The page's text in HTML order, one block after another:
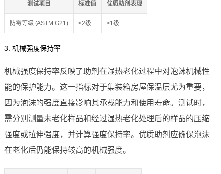
测试项目 标准值 优质助剂表现
防霉等级 (ASTM G21) ≤2级 ≤1级
3. 机械强度保持率
机械强度保持率反映了助剂在湿热老化过程中对泡沫机械性
能的保护能力。这一指标对于集装箱房屋保温层尤为重要，
因为泡沫的强度直接影响其承载能力和使用寿命。测试时，
需分别测量未老化样品和经过湿热老化处理后的样品的压缩
强度或拉伸强度，并计算强度保持率。优质助剂应确保泡沫
在老化后仍能保持较高的机械强度。